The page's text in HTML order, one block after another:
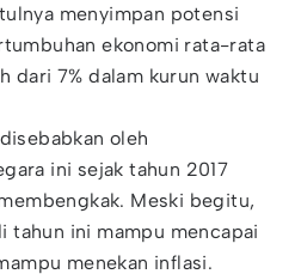
menyimpan potensi
ekonomi rata-rata
dari 7% dalam kurun waktu
oleh
ini sejak tahun 2017
Meski begitu,
tahun ini mampu mencapai
menekan inflasi.